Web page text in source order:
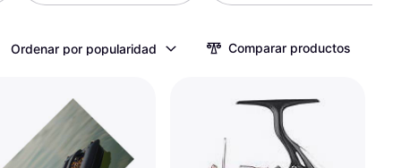
categorías
Ordenar por popularidad Comparar productos